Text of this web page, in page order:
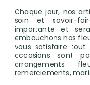
Chaque jour, nos
soin et savoir-
importante et
embauchons nos
vous satisfaire tout
occasions sont
arrangements
remerciements,